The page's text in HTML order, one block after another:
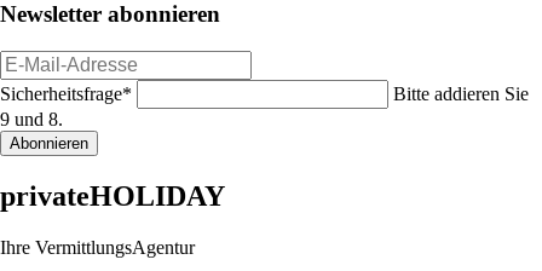
Newsletter abonnieren
E-
Mail-
Adresse
Pflichtfeld
Sicherheitsfrage*
Bitte addieren Sie
9 und 8.
Abonnieren
privateHOLIDAY
Ihre VermittlungsAgentur